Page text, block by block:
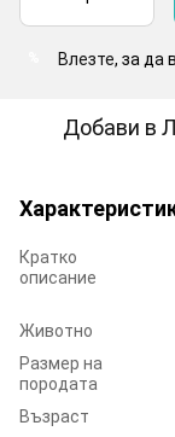
Влезте, за да
Добави в
Кратко
описание
Животно
Размер на
породата
Възраст